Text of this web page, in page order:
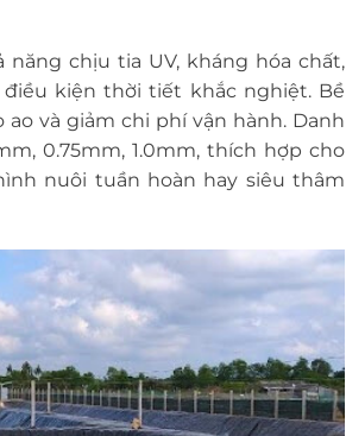
chịu tia UV, kháng hóa chất,
kiện thời tiết khắc nghiệt. Bề
và giảm chi phí vận hành. Danh
0.75mm, 1.0mm, thích hợp cho
nuôi tuần hoàn hay siêu thâm